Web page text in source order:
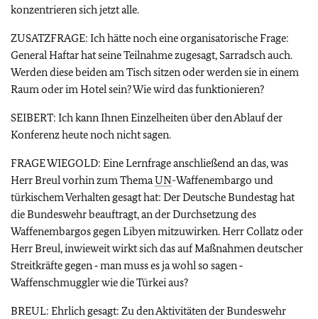
konzentrieren sich jetzt alle.
ZUSATZFRAGE: Ich hätte noch eine organisatorische Frage:
General Haftar hat seine Teilnahme zugesagt, Sarradsch auch.
Werden diese beiden am Tisch sitzen oder werden sie in einem
Raum oder im Hotel sein? Wie wird das funktionieren?
SEIBERT: Ich kann Ihnen Einzelheiten über den Ablauf der
Konferenz heute noch nicht sagen.
FRAGE WIEGOLD: Eine Lernfrage anschließend an das, was
Herr Breul vorhin zum ThemaUN-Waffenembargo und
türkischem Verhalten gesagt hat: Der Deutsche Bundestag hat
die Bundeswehr beauftragt, an der Durchsetzung des
Waffenembargos gegen Libyen mitzuwirken. Herr Collatz oder
Herr Breul, inwieweit wirkt sich das auf Maßnahmen deutscher
Streitkräfte gegen ‑ man muss es ja wohl so sagen ‑
Waffenschmuggler wie die Türkei aus?
BREUL: Ehrlich gesagt: Zu den Aktivitäten der Bundeswehr